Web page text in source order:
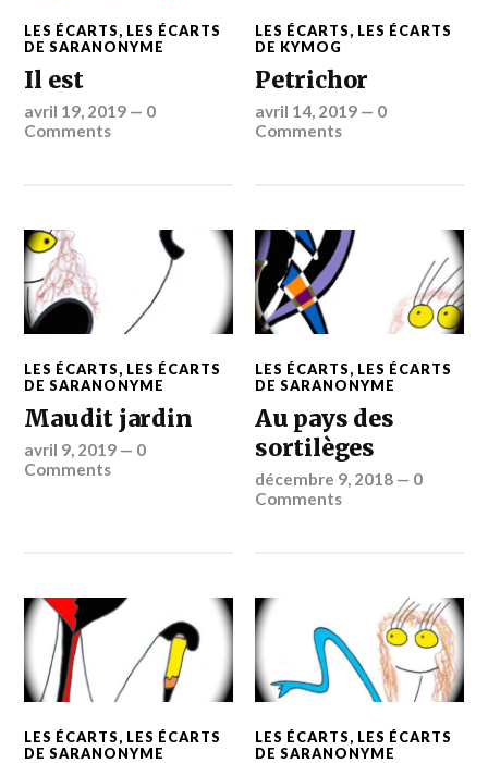
LES ÉCARTS, LES ÉCARTS
DE SARANONYME
Il est
avril 19, 2019 — 0
Comments
LES ÉCARTS, LES ÉCARTS
DE KYMOG
Petrichor
avril 14, 2019 — 0
Comments
LES ÉCARTS, LES ÉCARTS
DE SARANONYME
Maudit jardin
avril 9, 2019 — 0
Comments
LES ÉCARTS, LES ÉCARTS
DE SARANONYME
Au pays des
sortilèges
décembre 9, 2018 — 0
Comments
LES ÉCARTS, LES ÉCARTS
DE SARANONYME
LES ÉCARTS, LES ÉCARTS
DE SARANONYME